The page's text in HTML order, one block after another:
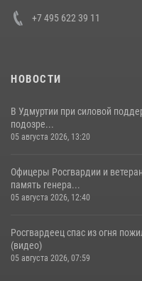
+7 495 622 39 11
НОВОСТИ
В Удмуртии при силовой
подозре...
05 августа 2026, 13:20
Офицеры Росгвардии и
память генера...
05 августа 2026, 12:40
Росгвардеец спас из огня
(видео)
05 августа 2026, 07:59